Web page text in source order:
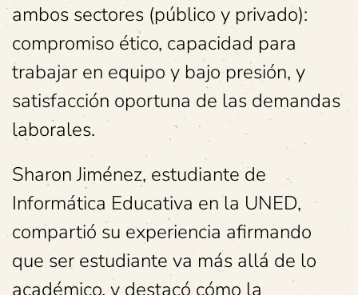
ambos sectores (público y privado):
compromiso ético, capacidad para
trabajar en equipo y bajo presión, y
satisfacción oportuna de las demandas
laborales.
Sharon Jiménez, estudiante de
Informática Educativa en la UNED,
compartió su experiencia afirmando
que ser estudiante va más allá de lo
académico, y destacó cómo la